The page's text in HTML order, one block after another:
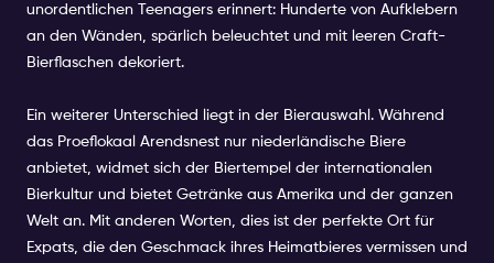
unordentlichen Teenagers erinnert: Hunderte von Aufklebern
an den Wänden, spärlich beleuchtet und mit leeren Craft-
Bierflaschen dekoriert.
Ein weiterer Unterschied liegt in der Bierauswahl. Während
das Proeflokaal Arendsnest nur niederländische Biere
anbietet, widmet sich der Biertempel der internationalen
Bierkultur und bietet Getränke aus Amerika und der ganzen
Welt an. Mit anderen Worten, dies ist der perfekte Ort für
Expats, die den Geschmack ihres Heimatbieres vermissen und